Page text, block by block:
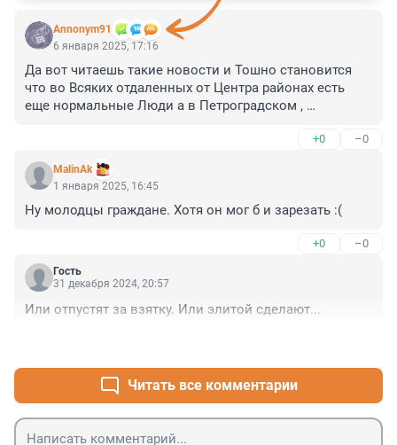
Annonym91
6 января 2025, 17:16
Да вот читаешь такие новости и Тошно становится
что во Всяких отдаленных от Центра районах есть
еще нормальные Люди а в Петроградском ,
защищать человека .
Потому что типа принцип невмешательства
используют что то типа " Пусть у меня во Дворе
Убивают , Жгут Машины , Клады закладывают или
описанных Выше районах и Чувствуют себя всякие
Асоциалы безнаказанно ...
+0 –0
MalinAk
1 января 2025, 16:45
Ну молодцы граждане. Хотя он мог б и зарезать :(
+0 –0
Гость
31 декабря 2024, 20:57
Или отпустят за взятку. Или элитой сделают...
Читать все комментарии